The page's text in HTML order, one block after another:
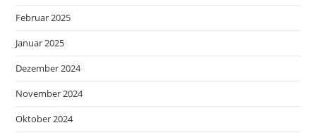
Februar 2025
Januar 2025
Dezember 2024
November 2024
Oktober 2024